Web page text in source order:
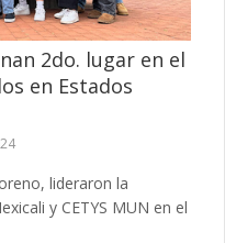
2do. lugar en el
en Estados
lideraron la
y CETYS MUN en el